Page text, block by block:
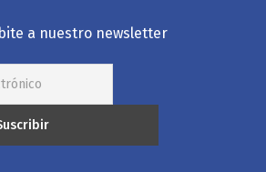
a nuestro newsletter